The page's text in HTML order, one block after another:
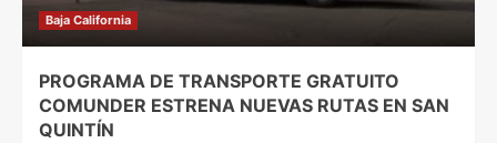
Baja California
PROGRAMA DE TRANSPORTE GRATUITO
COMUNDER ESTRENA NUEVAS RUTAS EN SAN
QUINTÍN